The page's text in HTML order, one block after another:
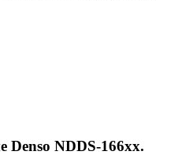
Denso NDDS-166хх.